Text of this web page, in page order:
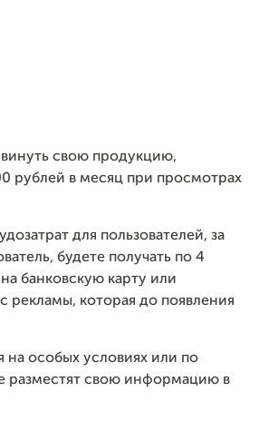
свою продукцию,
рублей в месяц при просмотрах
для пользователей, за
будете получать по 4
банковскую карту или
рекламы, которая до появления
на особых условиях или по
разместят свою информацию в